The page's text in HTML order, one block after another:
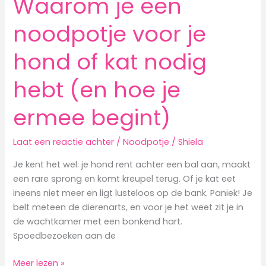
Waarom je een
noodpotje voor je
hond of kat nodig
hebt (en hoe je
ermee begint)
Laat een reactie achter /Noodpotje /Shiela
Je kent het wel: je hond rent achter een bal aan, maakt
een rare sprong en komt kreupel terug. Of je kat eet
ineens niet meer en ligt lusteloos op de bank. Paniek! Je
belt meteen de dierenarts, en voor je het weet zit je in
de wachtkamer met een bonkend hart.
Spoedbezoeken aan de
Waarom
Meer lezen »